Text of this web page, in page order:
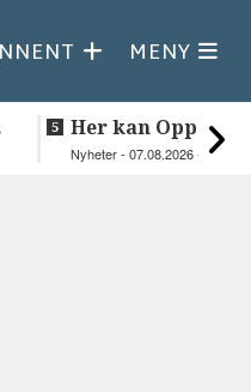
MENY
Her kan Oppeid
videre
Nyheter - 07.08.2026 - 10:18